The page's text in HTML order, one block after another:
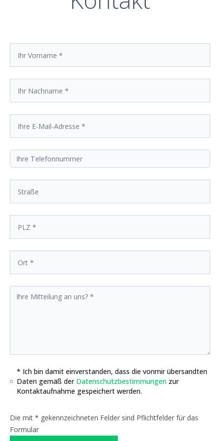
* Ich bin damit einverstanden, dass die vonmir übersandten
Daten gemäß der Datenschutzbestimmungen zur
Kontaktaufnahme gespeichert werden.
Die mit * gekennzeichneten Felder sind Pflichtfelder für das
Formular